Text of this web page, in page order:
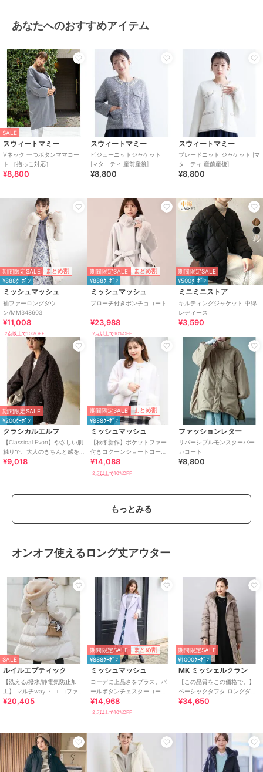
あなたへのおすすめアイテム
SALE
スウィートマミー
Vネック 一つボタンママコー
ト ［抱っこ対応］
¥8,800
スウィートマミー
ビジューニットジャケット
[マタニティ 産前産後]
¥8,800
スウィートマミー
ブレードニット ジャケット [マ
タニティ 産前産後]
¥8,800
期間限定SALE まとめ割
¥888ｸｰﾎﾟﾝ
ミッシュマッシュ
袖ファーロングダウ
ン/MM348603
¥11,008
2点以上で10%OFF
期間限定SALE まとめ割
¥888ｸｰﾎﾟﾝ
ミッシュマッシュ
ブローチ付きポンチョコート
¥23,988
2点以上で10%OFF
期間限定SALE
¥500ｸｰﾎﾟﾝ
ミニミニストア
キルティングジャケット 中綿
レディース
¥3,590
期間限定SALE
¥200ｸｰﾎﾟﾝ
クラシカルエルフ
【Classical Evon】やさしい肌
触りで、大人のきちんと感を
演出。軽やかブークレPコート
¥9,018
期間限定SALE まとめ割
¥888ｸｰﾎﾟﾝ
ミッシュマッシュ
【秋冬新作】ポケットファー
付きコクーンショートコー
ト/MM448602
¥14,088
2点以上で10%OFF
ファッションレター
リバーシブルモンスターパー
カコート
¥8,800
もっとみる
オンオフ使えるロング丈アウター
SALE
ルイルエブティック
【洗える/撥水/静電気防止加
工】 マルチway ・ エコファー
フード ロングダウンコート(ベ
¥20,405
期間限定SALE まとめ割
¥888ｸｰﾎﾟﾝ
ミッシュマッシュ
コーデに上品さをプラス。パ
ールボタンチェスターコー
ト/MM448604
¥14,968
2点以上で10%OFF
期間限定SALE
¥1000ｸｰﾎﾟﾝ
MK ミッシェルクラン
【この品質をこの価格で。】
ベーシックタフタ ロングダウ
ンコート/撥水加工
¥34,650